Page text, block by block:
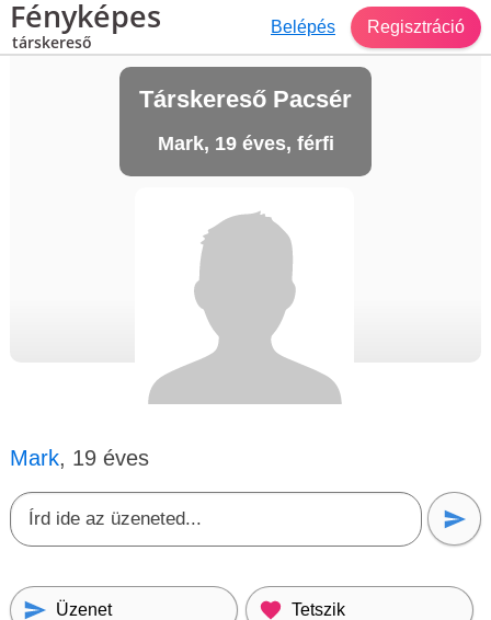
Fényképes
társkereső
Belépés Regisztráció
Társkereső Pacsér
Mark, 19 éves, férfi
Mark, 19 éves
Üzenet Tetszik